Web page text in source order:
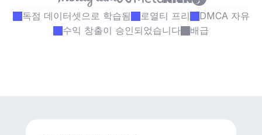
독점 데이터셋으로 학습됨 로열티 프리
DMCA 자유
수익 창출이 승인되었습니다
배급